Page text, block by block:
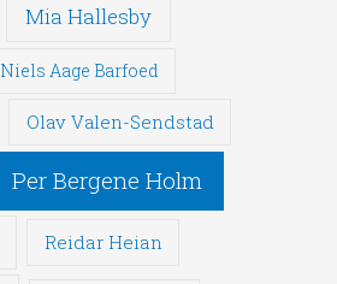
Mia Hallesby
Niels Aage Barfoed
Olav Valen-Sendstad
Per Bergene Holm
Reidar Heian